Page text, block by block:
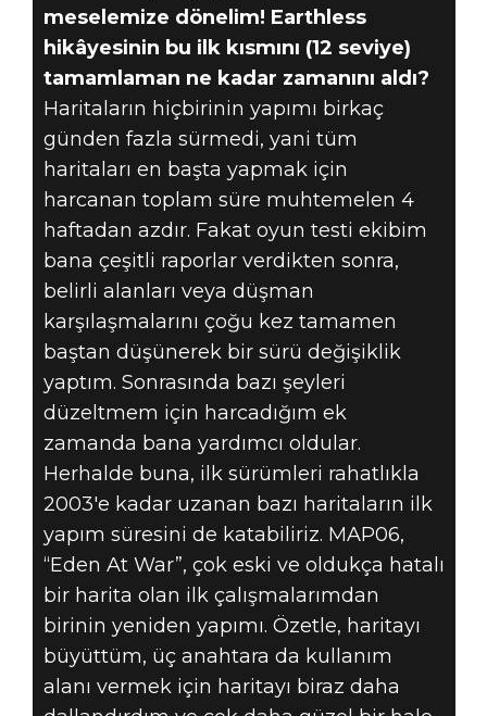
meselemize dönelim! Earthless
hikâyesinin bu ilk kısmını (12 seviye)
tamamlaman ne kadar zamanını aldı?
Haritaların hiçbirinin yapımı birkaç
günden fazla sürmedi, yani tüm
haritaları en başta yapmak için
harcanan toplam süre muhtemelen 4
haftadan azdır. Fakat oyun testi ekibim
bana çeşitli raporlar verdikten sonra,
belirli alanları veya düşman
karşılaşmalarını çoğu kez tamamen
baştan düşünerek bir sürü değişiklik
yaptım. Sonrasında bazı şeyleri
düzeltmem için harcadığım ek
zamanda bana yardımcı oldular.
Herhalde buna, ilk sürümleri rahatlıkla
2003'e kadar uzanan bazı haritaların ilk
yapım süresini de katabiliriz. MAP06,
“Eden At War”, çok eski ve oldukça hatalı
bir harita olan ilk çalışmalarımdan
birinin yeniden yapımı. Özetle, haritayı
büyüttüm, üç anahtara da kullanım
alanı vermek için haritayı biraz daha